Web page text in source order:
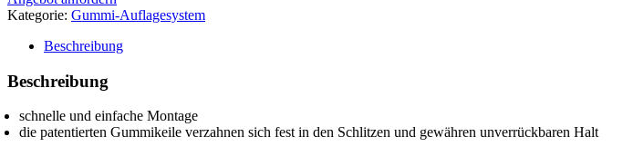
Kategorie: Gummi-Auflagesystem
Beschreibung
Beschreibung
schnelle und einfache Montage
die patentierten Gummikeile verzahnen sich fest in den Schlitzen und gewähren unverrückbaren Halt